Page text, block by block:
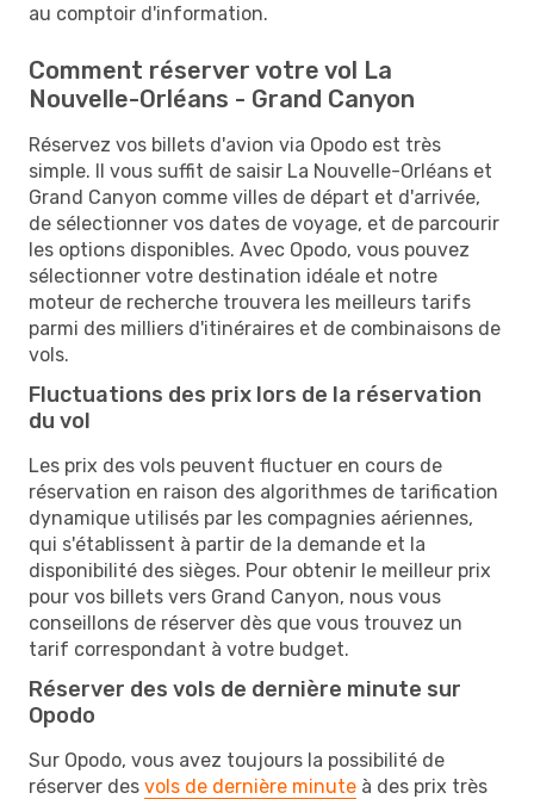
au comptoir d'information.
Comment réserver votre vol La
Nouvelle-Orléans - Grand Canyon
Réservez vos billets d'avion via Opodo est très
simple. Il vous suffit de saisir La Nouvelle-Orléans et
Grand Canyon comme villes de départ et d'arrivée,
de sélectionner vos dates de voyage, et de parcourir
les options disponibles. Avec Opodo, vous pouvez
sélectionner votre destination idéale et notre
moteur de recherche trouvera les meilleurs tarifs
parmi des milliers d'itinéraires et de combinaisons de
vols.
Fluctuations des prix lors de la réservation
du vol
Les prix des vols peuvent fluctuer en cours de
réservation en raison des algorithmes de tarification
dynamique utilisés par les compagnies aériennes,
qui s'établissent à partir de la demande et la
disponibilité des sièges. Pour obtenir le meilleur prix
pour vos billets vers Grand Canyon, nous vous
conseillons de réserver dès que vous trouvez un
tarif correspondant à votre budget.
Réserver des vols de dernière minute sur
Opodo
Sur Opodo, vous avez toujours la possibilité de
réserver des vols de dernière minute à des prix très